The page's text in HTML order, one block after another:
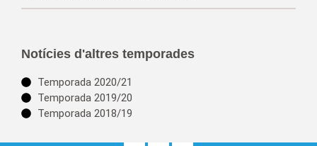
Notícies d'altres temporades
Temporada 2020/21
Temporada 2019/20
Temporada 2018/19